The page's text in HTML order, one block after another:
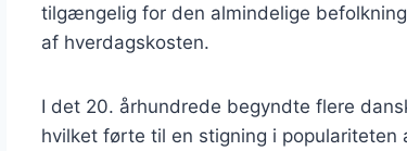
tilgængelig for den almindelige
af hverdagskosten.
I det 20. århundrede begyndte flere
hvilket førte til en stigning i